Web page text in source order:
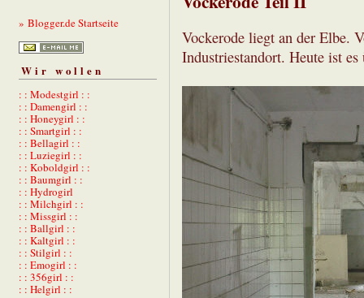
» Blogger.de Startseite
Wir wollen
: : Modestgirl : :
: : Damengirl : :
: : Honeygirl : :
: : Smartgirl : :
: : Bellagirl : :
: : Luziegirl : :
: : Koboldgirl : :
: : Baumgirl : :
: : Hydrogirl
: : Milchgirl : :
: : Missgirl : :
: : Ballgirl : :
: : Kaltgirl : :
: : Stilgirl : :
: : Emogirl : :
: : 356girl : :
: : Helgirl : :
Vockerode liegt an der Elbe.
Industriestandort. Heute ist